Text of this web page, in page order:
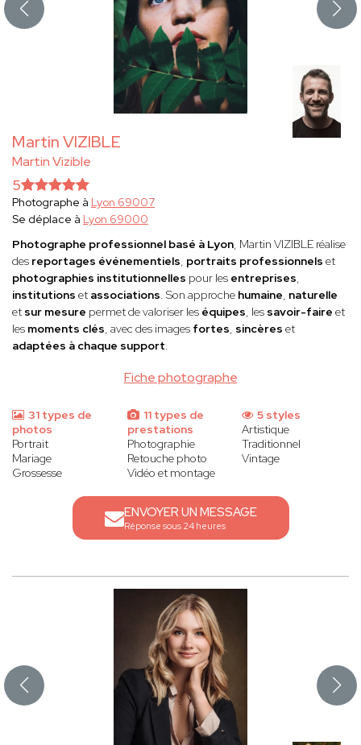
Martin VIZIBLE
Martin Vizible
Fiche photographe
5
Photographe à Lyon 69007
Se déplace à Lyon 69000
Photographe professionnel basé à Lyon, Martin VIZIBLE réalise
des reportages événementiels, portraits professionnels et
photographies institutionnelles pour les entreprises,
institutions et associations. Son approche humaine, naturelle
et sur mesure permet de valoriser les équipes, les savoir-faire et
les moments clés, avec des images fortes, sincères et
adaptées à chaque support.
31 types de
photos
Portrait
Mariage
Grossesse
11 types de
prestations
Photographie
Retouche photo
Vidéo et montage
5 styles
Artistique
Traditionnel
Vintage
ENVOYER UN MESSAGE
Réponse sous 24 heures